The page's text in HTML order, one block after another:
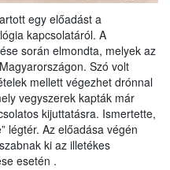
egy előadást a
kapcsolatáról. A
során elmondta, melyek az
Szó volt
mellett végezhet drónnal
vegyszerek kapták már
kijuttatásra. Ismertette,
légtér. Az előadása végén
ki az illetékes
esetén .